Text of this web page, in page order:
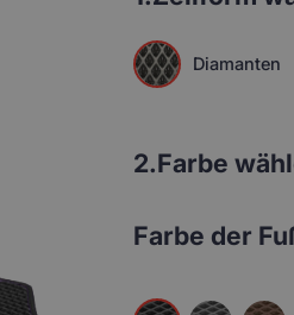
Diamanten
2.Farbe
Farbe der